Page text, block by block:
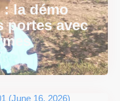
la démo
portes avec